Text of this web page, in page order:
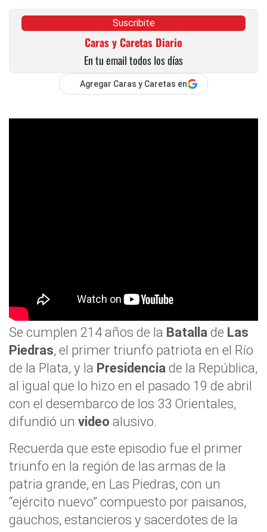
Suscribite
Caras y Caretas Diario
En tu email todos los días
Agregar Caras y Caretas en
Se cumplen 214 años de la Batalla de Las
Piedras, el primer triunfo patriota en el Río
de la Plata, y la Presidencia de la República,
al igual que lo hizo en el pasado 19 de abril
con el desembarco de los 33 Orientales,
difundió un video alusivo.
Recuerda que este episodio fue el primer
triunfo en la región de las armas de la
patria grande, en Las Piedras, con un
“ejército nuevo” compuesto por paisanos,
gauchos, estancieros y sacerdotes de la